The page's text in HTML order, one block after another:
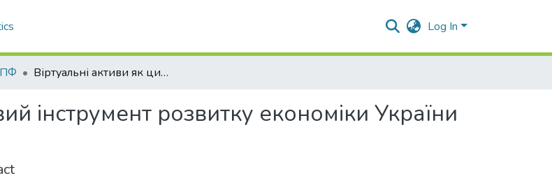
Log In
Віртуальні активи як цифровий інструмент розвитку економіки України в умовах фінансизації
інструмент розвитку економіки України